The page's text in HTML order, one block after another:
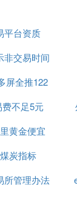
平台资质
非交易时间
屏全推122
不足5元
黄金便宜
炭指标
所管理办法